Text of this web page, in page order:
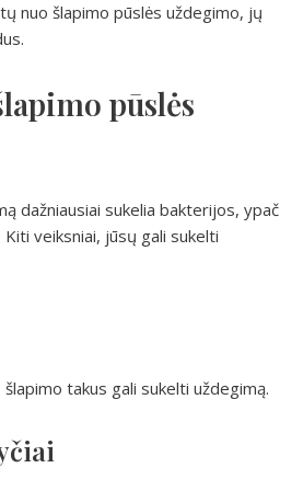
nuo šlapimo pūslės uždegimo, jų
pūslės
dažniausiai sukelia bakterijos, ypač
Kiti veiksniai, jūsų gali sukelti
takus gali sukelti uždegimą.